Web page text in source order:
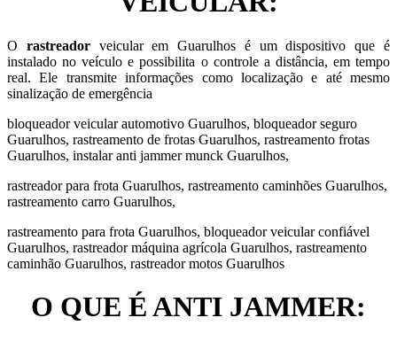
O rastreadorveicular em Guarulhos é um dispositivo que é
instalado no veículo e possibilita o controle a distância, em tempo
real. Ele transmite informações como localização e até mesmo
sinalização de emergência
bloqueador veicular automotivo Guarulhos, bloqueador seguro
Guarulhos, rastreamento de frotas Guarulhos, rastreamento frotas
Guarulhos, instalar anti jammer munck Guarulhos,
rastreador para frota Guarulhos, rastreamento caminhões Guarulhos,
rastreamento carro Guarulhos,
rastreamento para frota Guarulhos, bloqueador veicular confiável
Guarulhos, rastreador máquina agrícola Guarulhos, rastreamento
caminhão Guarulhos, rastreador motos Guarulhos
O QUE É ANTI JAMMER: